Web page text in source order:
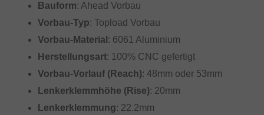
Bauform: Ahead Vorbau
Vorbau-Typ: Topload Vorbau
Vorbau-Material : 6061 Aluminium
Herstellungsart: 100% CNC gefertigt
Vorbau-Vorlauf (Reach): 48mm oder 53mm
Lenkerklemmhöhe (Rise): 20mm
Lenkerklemmung: 22.2mm